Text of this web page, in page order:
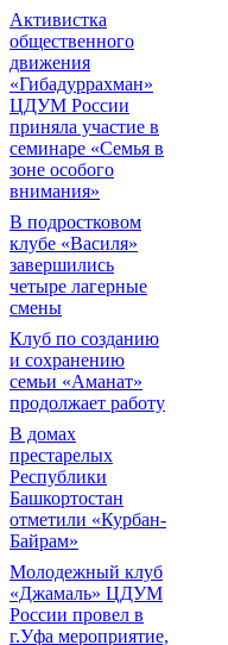
Активистка
общественного
движения
«Гибадуррахман»
ЦДУМ России
приняла участие в
семинаре «Семья в
зоне особого
внимания»
В подростковом
клубе «Василя»
завершились
четыре лагерные
смены
Клуб по созданию
и сохранению
семьи «Аманат»
продолжает работу
В домах
престарелых
Республики
Башкортостан
отметили «Курбан-
Байрам»
Молодежный клуб
«Джамаль» ЦДУМ
России провел в
г.Уфа мероприятие,